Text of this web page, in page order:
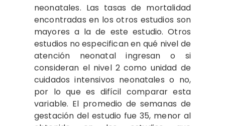
neonatales. Las tasas de mortalidad
encontradas en los otros estudios son
mayores a la de este estudio. Otros
estudios no especifican en qué nivel de
atención neonatal ingresan o si
consideran el nivel 2 como unidad de
cuidados intensivos neonatales o no,
por lo que es difícil comparar esta
variable. El promedio de semanas de
gestación del estudio fue 35, menor al